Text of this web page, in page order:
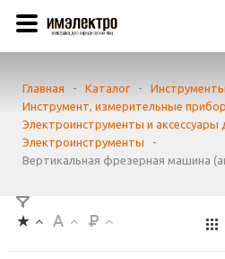
Главная - Каталог -
Инструмент, измерительные
Электроинструменты и аксессуары
Электроинструменты
-
Вертикальная фрезерная машина